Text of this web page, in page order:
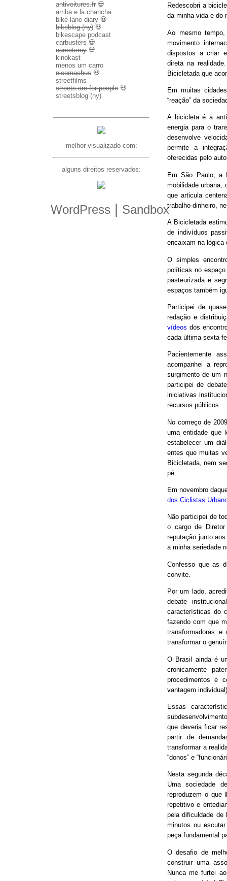
Redescobri a
da minha vida e do
Ao mesmo
movimento
dispostos a criar
direta na
Bicicletada que
Em muitas
“reação” da
A bicicleta é a
energia para o
desenvolve
permite a
oferecidas pelo
Em São Paulo, a
mobilidade urbana,
que articula
trabalho-dinheiro,
A Bicicletada
de indivíduos
encaixam na lógica
O simples
políticas no
pasteurizada e
espaços também
Participei de
redação e
vídeos dos
cada última sexta-
Pacientemente
acompanhei a
surgimento de um
participei de
iniciativas
recursos públicos.
No começo de
uma entidade que
estabelecer um
entes que muitas
Bicicletada, nem
pé.
Em novembro
dos Ciclistas
Não participei de
o cargo de
reputação junto
a minha seriedade
Confesso que as
convite.
Por um lado,
debate
características do
fazendo com que
transformadoras
transformar o
O Brasil ainda é
cronicamente
procedimentos e
vantagem
Essas
que deveria ficar
partir de
transformar a
“donos” e
Nesta segunda
Uma sociedade
reproduzem o que
repetitivo e
pela dificuldade
minutos ou
peça fundamental
O desafio de
construir uma
Nunca me furtei
antivoitures.fr 💀
arriba e la chancha
bike lane diary 💀
bikeblog (ny) 💀
bikescape podcast
carbusters 💀
carectomy 💀
kinokast
menos um carro
nicomachus 💀
streetfilms
streets are for people 💀
streetsblog (ny)
melhor visualizado com:
alguns direitos reservados:
WordPress Sandbox